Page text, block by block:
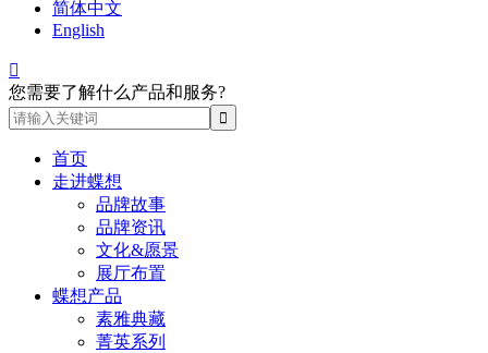
简体中文
English

您需要了解什么产品和服务?
首页
走进蝶想
品牌故事
品牌资讯
文化&愿景
展厅布置
蝶想产品
素雅典藏
菁英系列